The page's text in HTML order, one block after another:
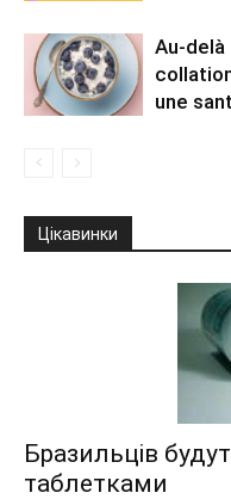
Au-
une
Цікавинки
Бразильців
таблетками